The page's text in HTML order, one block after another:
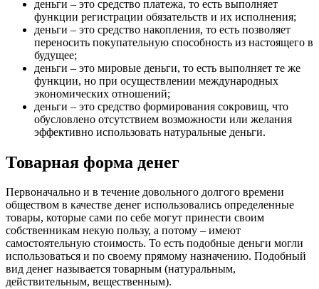
деньги – это средство платежа, то есть выполняет
функции регистрации обязательств и их исполнения;
деньги – это средство накопления, то есть позволяет
переносить покупательную способность из настоящего в
будущее;
деньги – это мировые деньги, то есть выполняет те же
функции, но при осуществлении международных
экономических отношений;
деньги – это средство формирования сокровищ, что
обусловлено отсутствием возможности или желания
эффективно использовать натуральные деньги.
Товарная форма денег
Первоначально и в течение довольного долгого времени
обществом в качестве денег использовались определенные
товары, которые сами по себе могут принести своим
собственникам некую пользу, а потому – имеют
самостоятельную стоимость. То есть подобные деньги могли
использоваться и по своему прямому назначению. Подобный
вид денег называется товарным (натуральным,
действительным, вещественным).